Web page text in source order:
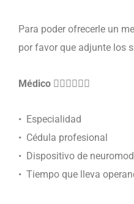
Para poder ofrecerle un
por favor que adjunte los
Médico 👩🏻‍⚕️👨🏻‍⚕️
•⁠ ⁠Especialidad
•⁠ ⁠Cédula profesional
•⁠ ⁠Dispositivo de
•⁠ ⁠Tiempo que lleva